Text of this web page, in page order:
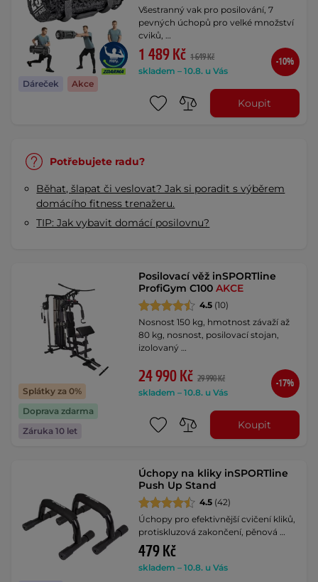
Dáreček Akce
Všestranný vak pro posilování, 7
pevných úchopů pro velké množství
cviků, …
1 489 Kč 1 649 Kč
skladem – 10.8. u Vás
-10%
Koupit
Potřebujete radu?
Běhat, šlapat či veslovat? Jak si poradit s výběrem
domácího fitness trenažeru.
TIP: Jak vybavit domácí posilovnu?
Splátky za 0%
Doprava zdarma
Záruka 10 let
Posilovací věž inSPORTline
ProfiGym C100AKCE
4.5 (10)
Nosnost 150 kg, hmotnost závaží až
80 kg, nosnost, posilovací stojan,
izolovaný …
24 990 Kč 29 990 Kč
skladem – 10.8. u Vás
-17%
Koupit
Úchopy na kliky inSPORTline
Push Up Stand
4.5 (42)
Úchopy pro efektivnější cvičení kliků,
protiskluzová zakončení, pěnová …
479 Kč
skladem – 10.8. u Vás